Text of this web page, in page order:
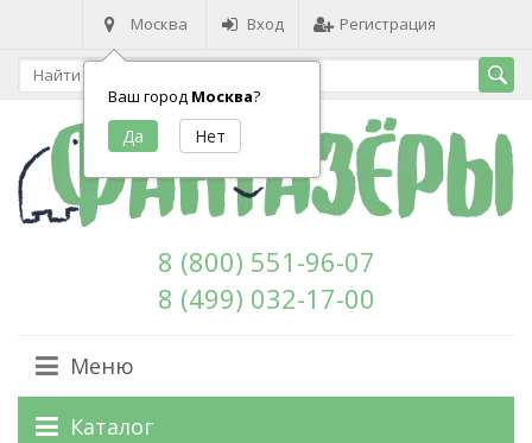
Москва
Ваш город Москва?
Вход Регистрация
8 (800) 551-96-07
8 (499) 032-17-00
Меню
Каталог